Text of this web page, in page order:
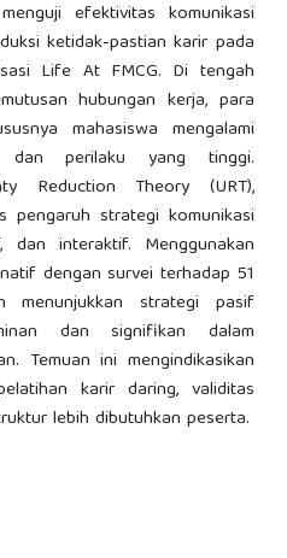
efektivitas komunikasi
ketidak-pastian karir pada
Life At FMCG. Di tengah
hubungan kerja, para
mahasiswa mengalami
dan perilaku yang tinggi.
Reduction Theory (URT),
pengaruh strategi komunikasi
dan interaktif. Menggunakan
dengan survei terhadap 51
menunjukkan strategi pasif
dan signifikan dalam
Temuan ini mengindikasikan
karir daring, validitas
lebih dibutuhkan peserta.